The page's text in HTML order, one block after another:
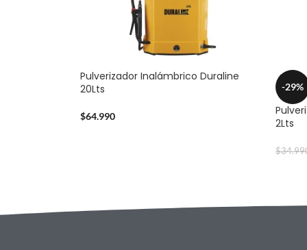
Pulverizador Inalámbrico Duraline
20Lts
$64.990
-29%
2Lts
$